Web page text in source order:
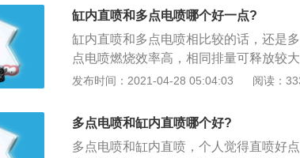
低了，那么经济性也随之提高，做同样
点电喷优缺点，燃烧效率高，同排量能
此空燃比的控制比单点喷射更精确，所
油；4、自清洁能力强，由于在进气歧
积，但进气歧管相对气缸自清洁能力要
缸内直喷和多点电喷哪个好一点?
缸内直喷和多点电喷相比较的话，还是
点电喷燃烧效率高，相同排量可释放较
比控制比单点喷射更准确，使多点喷射
的自清洗能力更强，且人为清洗也更加容
发布时间：2021-04-28 05:04:03 阅读：
多点电喷和缸内直喷哪个好?
多点电喷和缸内直喷，个人觉得直喷好